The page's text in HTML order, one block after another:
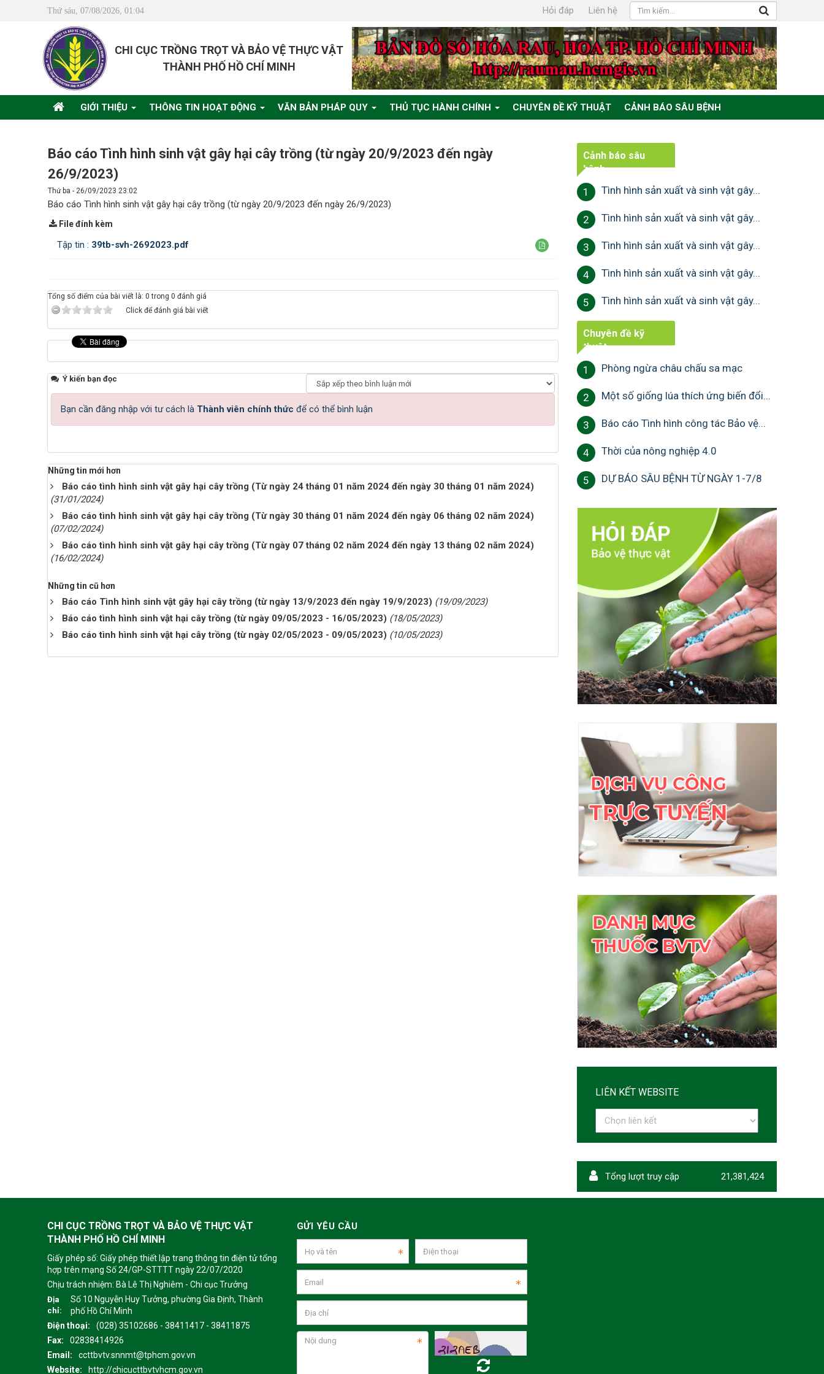
Thứ sáu, 07/08/2026, 01:04 Hỏi đáp Liên hệ
CHI CỤC TRỒNG TRỌT VÀ BẢO VỆ THỰC VẬT
THÀNH PHỐ HỒ CHÍ MINH
GIỚI THIỆU THÔNG TIN HOẠT ĐỘNG VĂN BẢN PHÁP QUY THỦ TỤC HÀNH CHÍNH CHUYÊN ĐỀ KỸ THUẬT CẢNH BÁO SÂU BỆNH
Báo cáo Tình hình sinh vật gây hại cây trồng (từ ngày 20/9/2023 đến ngày
26/9/2023)
Thứ ba - 26/09/2023 23:02
Báo cáo Tình hình sinh vật gây hại cây trồng (từ ngày 20/9/2023 đến ngày 26/9/2023)
File đính kèm
Tập tin : 39tb-svh-2692023.pdf
Tổng số điểm của bài viết là: 0 trong 0 đánh giá
Click để đánh giá bài viết
Ý kiến bạn đọc
Bạn cần đăng nhập với tư cách là Thành viên chính thức để có thể bình luận
Những tin mới hơn
Báo cáo tình hình sinh vật gây hại cây trồng (Từ ngày 24 tháng 01 năm 2024 đến ngày 30 tháng 01 năm 2024)
(31/01/2024)
Báo cáo tình hình sinh vật gây hại cây trồng (Từ ngày 30 tháng 01 năm 2024 đến ngày 06 tháng 02 năm 2024)
(07/02/2024)
Báo cáo tình hình sinh vật gây hại cây trồng (Từ ngày 07 tháng 02 năm 2024 đến ngày 13 tháng 02 năm 2024)
(16/02/2024)
Những tin cũ hơn
Báo cáo Tình hình sinh vật gây hại cây trồng (từ ngày 13/9/2023 đến ngày 19/9/2023) (19/09/2023)
Báo cáo tình hình sinh vật hại cây trồng (từ ngày 09/05/2023 - 16/05/2023) (18/05/2023)
Báo cáo tình hình sinh vật hại cây trồng (từ ngày 02/05/2023 - 09/05/2023) (10/05/2023)
Cảnh báo sâu
bệnh
1 Tình hình sản xuất và sinh vật gây...
2 Tình hình sản xuất và sinh vật gây...
3 Tình hình sản xuất và sinh vật gây...
4 Tình hình sản xuất và sinh vật gây...
5 Tình hình sản xuất và sinh vật gây...
Chuyên đề kỹ
thuật
1 Phòng ngừa châu chấu sa mạc
2 Một số giống lúa thích ứng biến đổi...
3 Báo cáo Tình hình công tác Bảo vệ...
4 Thời của nông nghiệp 4.0
5 DỰ BÁO SÂU BỆNH TỪ NGÀY 1-7/8
LIÊN KẾT WEBSITE
Tổng lượt truy cập 21,381,424
CHI CỤC TRỒNG TRỌT VÀ BẢO VỆ THỰC VẬT
THÀNH PHỐ HỒ CHÍ MINH
Giấy phép số: Giấy phép thiết lập trang thông tin điện tử tổng
hợp trên mạng Số 24/GP-STTTT ngày 22/07/2020
Chịu trách nhiệm: Bà Lê Thị Nghiêm - Chi cục Trưởng
Địa
chỉ:
Số 10 Nguyễn Huy Tưởng, phường Gia Định, Thành
phố Hồ Chí Minh
Điện thoại:
(028) 35102686 - 38411417 - 38411875
Fax:
02838414926
Email:
ccttbvtv.snnmt@tphcm.gov.vn
Website:
http://chicucttbvtvhcm.gov.vn
GỬI YÊU CẦU